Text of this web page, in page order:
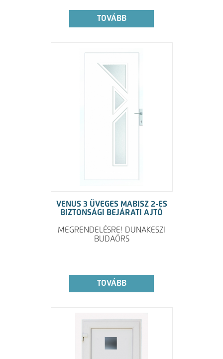
TOVÁBB
VENUS 3 ÜVEGES MABISZ 2-ES
BIZTONSÁGI BEJÁRATI AJTÓ
MEGRENDELÉSRE! DUNAKESZI
BUDAÖRS
TOVÁBB